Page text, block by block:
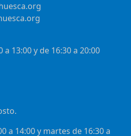
a 13:00 y de 16:30 a 20:00
a 14:00 y martes de 16:30 a